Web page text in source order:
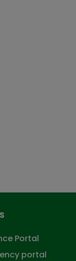
Portal
portal